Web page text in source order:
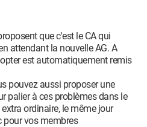
que c'est le CA qui
attendant la nouvelle AG. A
est automatiquement remis
pouvez aussi proposer une
palier à ces problèmes dans le
ordinaire, le même jour
pour vos membres